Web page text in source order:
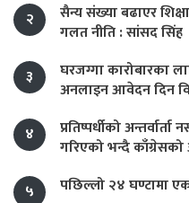
२
सैन्य संख्या बढाएर
गलत नीति : सांसद सिंह
३
घरजग्गा कारोबारका
अनलाइन आवेदन दिन
४
प्रतिष्पर्धीको
गरिएको भन्दै काँग्रेसको
५
पछिल्लो २४ घण्टामा